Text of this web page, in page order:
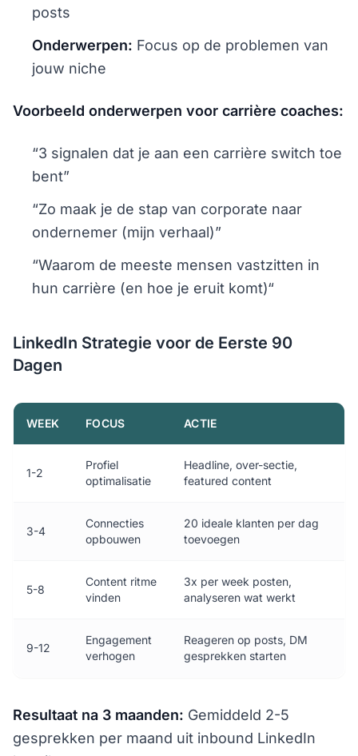
posts
Onderwerpen: Focus op de problemen van
jouw niche
Voorbeeld onderwerpen voor carrière coaches:
“3 signalen dat je aan een carrière switch toe
bent”
“Zo maak je de stap van corporate naar
ondernemer (mijn verhaal)”
“Waarom de meeste mensen vastzitten in
hun carrière (en hoe je eruit komt)“
LinkedIn Strategie voor de Eerste 90
Dagen
WEEK FOCUS ACTIE
1-2
Profiel
optimalisatie
Headline, over-sectie,
featured content
3-4
Connecties
opbouwen
20 ideale klanten per dag
toevoegen
5-8
Content ritme
vinden
3x per week posten,
analyseren wat werkt
9-12
Engagement
verhogen
Reageren op posts, DM
gesprekken starten
Resultaat na 3 maanden: Gemiddeld 2-5
gesprekken per maand uit inbound LinkedIn